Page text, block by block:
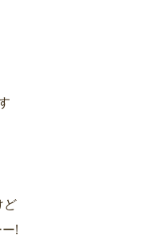
ど
ー!